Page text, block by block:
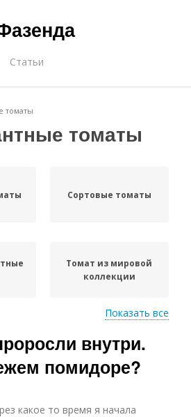
Статьи
томаты
томаты
Сортовые томаты
Томат из мировой
коллекции
Показать все
внутри.
помидоре?
какое то время я начала